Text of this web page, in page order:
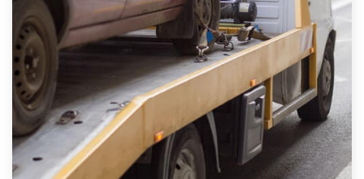
uw kenteken in en druk op verzenden.
Wij kunnen u helpen met de inkoop van auto's van
eigenlijk alle merken, zoals Alfa Romeo, Audi, BMW,
Chevrolet, Citroën, Dacia, Fiat, Ford, Honda, Hyundai,
Kia, Mazda, Mercedes Benz, Mitsubishi, Nissan, Opel,
Peugeot, Porsche, Renault, Seat, Skoda, Suzuki, Tesla,
Toyota, Volkswagen en Volvo.